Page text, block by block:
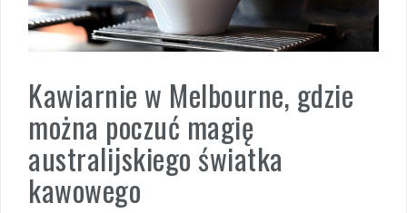
Kawiarnie w Melbourne, gdzie
można poczuć magię
australijskiego światka
kawowego